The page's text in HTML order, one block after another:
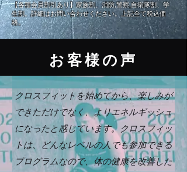
【各種会員割引あり】家族割、消防,警察,自衛隊割、学
生割。詳細はお問い合わせください。上記全て税込価
格。
お客様の声
クロスフィットを始めてから、楽しみが
できただけでなく、よりエネルギッシュ
になったと感じています。クロスフィッ
トは、どんなレベルの人でも参加できる
プログラムなので、体の健康を改善した